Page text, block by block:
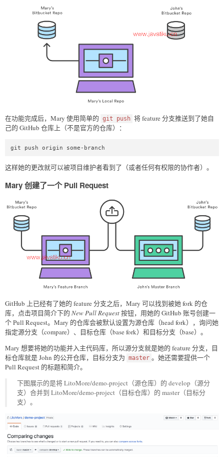
在功能完成后，Mary 使用简单的 git push 将 feature 分支推送到了她自
己的 GitHub 仓库上（不是官方的仓库）：
git push origin some-branch
这样她的更改就可以被项目维护者看到了（或者任何有权限的协作者）。
Mary 创建了一个 Pull Request
GitHub 上已经有了她的 feature 分支之后，Mary 可以找到被她 fork 的仓
库，点击项目简介下的 New Pull Request按钮，用她的 GitHub 账号创建一
个 Pull Request。Mary 的仓库会被默认设置为源仓库（head fork），询问她
指定源分支（compare）、目标仓库（base fork）和目标分支（base）。
Mary 想要将她的功能并入主代码库，所以源分支就是她的 feature 分支，目
标仓库就是 John 的公开仓库，目标分支为 master 。她还需要提供一个
Pull Request 的标题和简介。
下图展示的是将 LitoMore/demo-project（源仓库）的 develop（源分
支）合并到 LitoMore/demo-project（目标仓库）的 master（目标分
支）。